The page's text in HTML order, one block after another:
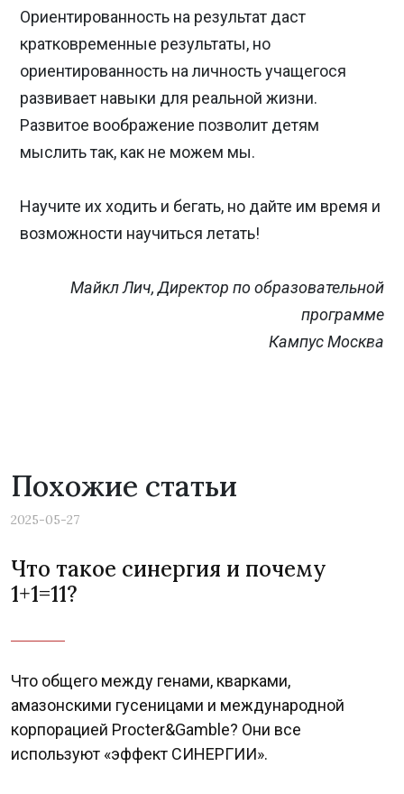
Ориентированность на результат даст
кратковременные результаты, но
ориентированность на личность учащегося
развивает навыки для реальной жизни.
Развитое воображение позволит детям
мыслить так, как не можем мы.
Научите их ходить и бегать, но дайте им время и
возможности научиться летать!
Майкл Лич, Директор по образовательной
программе
Кампус Москва
Похожие статьи
2025-05-27
Что такое синергия и почему
1+1=11?
Что общего между генами, кварками,
амазонскими гусеницами и международной
корпорацией Procter&Gamble? Они все
используют «эффект СИНЕРГИИ».